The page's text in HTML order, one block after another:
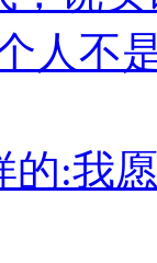
人不
的:我